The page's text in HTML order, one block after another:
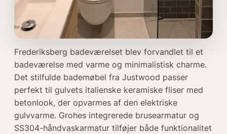
Frederiksberg badeværelset blev forvandlet til et
badeværelse med varme og minimalistisk charme.
Det stilfulde bademøbel fra Justwood passer
perfekt til gulvets italienske keramiske fliser med
betonlook, der opvarmes af den elektriske
gulvvarme. Grohes integrerede brusearmatur og
SS304-håndvaskarmatur tilføjer både funktionalitet